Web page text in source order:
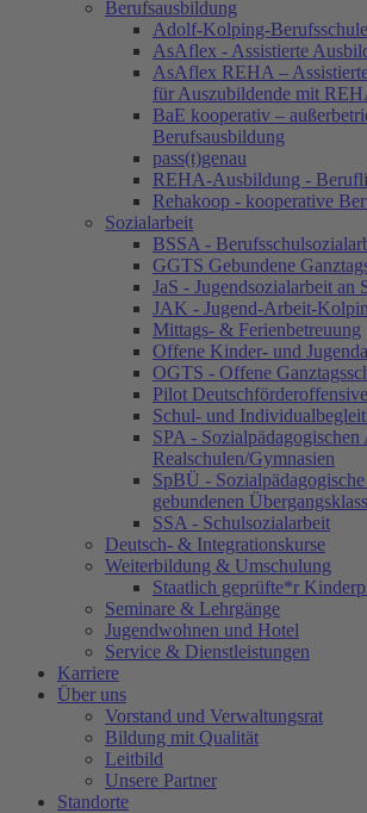
Berufsausbildung
Adolf-Kolping-
AsAflex - Assistierte
AsAflex REHA –
für Auszubildende mit
BaE kooperativ –
Berufsausbildung
pass(t)genau
REHA-Ausbildung -
Rehakoop - kooperative
Sozialarbeit
BSSA -
GGTS Gebundene
JaS - Jugendsozialarbeit an
JAK - Jugend-Arbeit-
Mittags- & Ferienbetreuung
Offene Kinder- und
OGTS - Offene
Pilot
Schul- und
SPA - Sozialpädagogischen
Realschulen/Gymnasien
SpBÜ -
gebundenen
SSA - Schulsozialarbeit
Deutsch- & Integrationskurse
Weiterbildung & Umschulung
Staatlich geprüfte*r
Seminare & Lehrgänge
Jugendwohnen und Hotel
Service & Dienstleistungen
Karriere
Über uns
Vorstand und Verwaltungsrat
Bildung mit Qualität
Leitbild
Unsere Partner
Standorte